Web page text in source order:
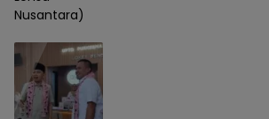
Nusantara)